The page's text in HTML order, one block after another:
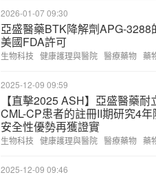
2026-01-07 09:30
亞盛醫藥BTK降解劑APG-
美國FDA許可
生物科技 健康護理與醫院 醫療藥物 藥
2025-12-09 09:59
【直擊2025 ASH】亞盛醫藥
CML-CP患者的註冊II期研究4
安全性優勢再獲證實
生物科技 健康護理與醫院 醫療藥物 藥
2025-12-09 09:46